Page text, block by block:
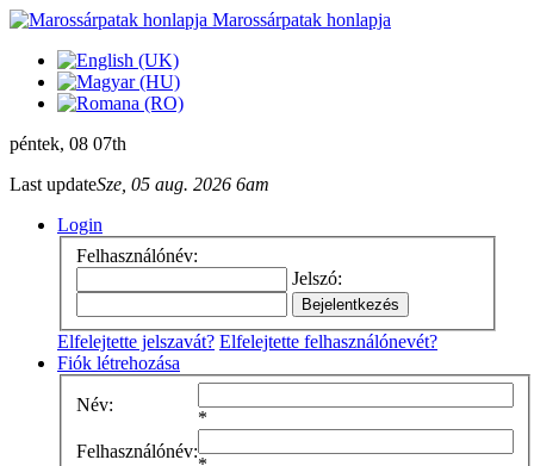
Marossárpatak honlapja
péntek, 08 07th
Last updateSze, 05 aug. 2026 6am
Login
Felhasználónév:
Jelszó:
Elfelejtette jelszavát? Elfelejtette felhasználónevét?
Fiók létrehozása
Név:
*
Felhasználónév: